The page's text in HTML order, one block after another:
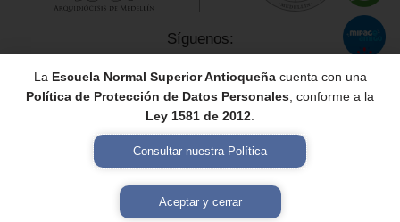
Síguenos:
Política de Tratamiento de Datos Personales
La Escuela Normal Superior Antioqueñacuenta con una
Política de Protección de Datos Personales , conforme a la
Ley 1581 de 2012
Consultar nuestra Política
Aceptar y cerrar